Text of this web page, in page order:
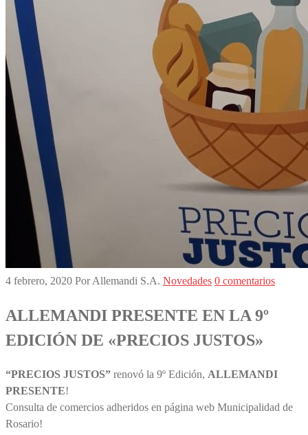
4 febrero, 2020 Por Allemandi S.A. Novedades 0 comentarios
ALLEMANDI PRESENTE EN LA 9º
EDICIÓN DE «PRECIOS JUSTOS»
“PRECIOS JUSTOS” renovó la 9º Edición, ALLEMANDI
PRESENTE!
Consulta de comercios adheridos en página web Municipalidad de
Rosario!